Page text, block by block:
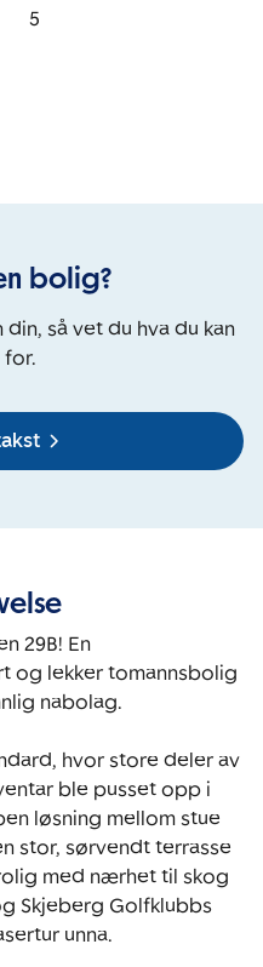
5
bolig?
så vet du hva du kan
for.
29B! En
og lekker tomannsbolig
nabolag.
hvor store deler av
ble pusset opp i
løsning mellom stue
stor, sørvendt terrasse
med nærhet til skog
Skjeberg Golfklubbs
unna.